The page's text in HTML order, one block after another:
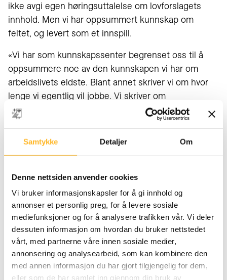
Samtykke Detaljer Om
Denne nettsiden anvender cookies
Vi bruker informasjonskapsler for å gi innhold og
annonser et personlig preg, for å levere sosiale
mediefunksjoner og for å analysere trafikken vår. Vi deler
dessuten informasjon om hvordan du bruker nettstedet
vårt, med partnerne våre innen sosiale medier,
annonsering og analysearbeid, som kan kombinere den
med annen informasjon du har gjort tilgjengelig for dem,
eller som de har samlet inn gjennom din bruk av
ikke avgi egen høringsuttalelse om lovforslagets
innhold. Men vi har oppsummert kunnskap om
feltet, og levert som et innspill.
«Vi har som kunnskapssenter begrenset oss til å
oppsummere noe av den kunnskapen vi har om
arbeidslivets eldste. Blant annet skriver vi om hvor
lenge vi egentlig vil jobbe. Vi skriver om
oppfatninger om eldre arbeidstakere og
synspunkter på målet om et lengre arbeidsliv for
flere,» sier direktør Kari Østerud.
Se hele høringssvaret fra Kunnskapssenter for
lengre arbeidsliv her
Oppsummering og konklusjoner fra vedlagte
høringsbrev:
Det er stor oppslutning om påstanden om at
det er rimelig at folk må jobbe lenger når
forventet levealder øker.
Ønsket avgangsalder har likevel stått på stedet